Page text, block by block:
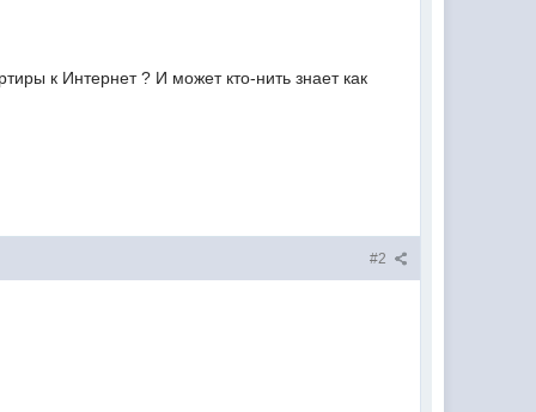
к Интернет ? И может кто-нить знает как
#2